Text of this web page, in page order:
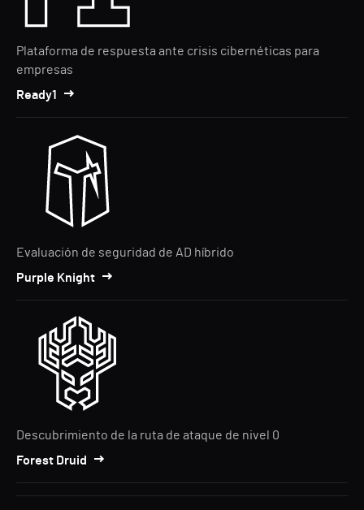
Plataforma de respuesta ante crisis cibernéticas para
empresas
Ready1
Evaluación de seguridad de AD híbrido
Purple Knight
Descubrimiento de la ruta de ataque de nivel 0
Forest Druid